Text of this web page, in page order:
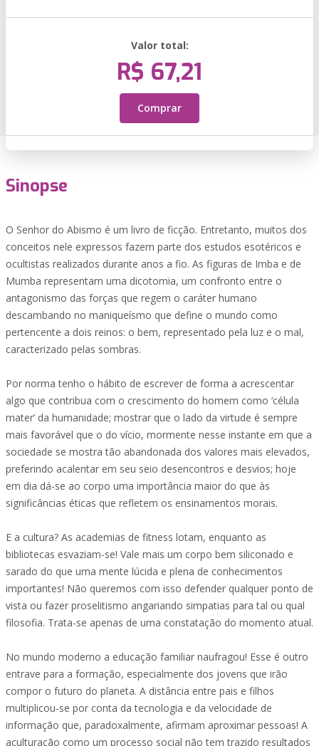
Valor total:
R$ 67,21
Comprar
Sinopse
O Senhor do Abismo é um livro de ficção. Entretanto, muitos dos
conceitos nele expressos fazem parte dos estudos esotéricos e
ocultistas realizados durante anos a fio. As figuras de Imba e de
Mumba representam uma dicotomia, um confronto entre o
antagonismo das forças que regem o caráter humano
descambando no maniqueísmo que define o mundo como
pertencente a dois reinos: o bem, representado pela luz e o mal,
caracterizado pelas sombras.
Por norma tenho o hábito de escrever de forma a acrescentar
algo que contribua com o crescimento do homem como ‘célula
mater’ da humanidade; mostrar que o lado da virtude é sempre
mais favorável que o do vício, mormente nesse instante em que a
sociedade se mostra tão abandonada dos valores mais elevados,
preferindo acalentar em seu seio desencontros e desvios; hoje
em dia dá-se ao corpo uma importância maior do que às
significâncias éticas que refletem os ensinamentos morais.
E a cultura? As academias de fitness lotam, enquanto as
bibliotecas esvaziam-se! Vale mais um corpo bem siliconado e
sarado do que uma mente lúcida e plena de conhecimentos
importantes! Não queremos com isso defender qualquer ponto de
vista ou fazer proselitismo angariando simpatias para tal ou qual
filosofia. Trata-se apenas de uma constatação do momento atual.
No mundo moderno a educação familiar naufragou! Esse é outro
entrave para a formação, especialmente dos jovens que irão
compor o futuro do planeta. A distância entre pais e filhos
multiplicou-se por conta da tecnologia e da velocidade de
informação que, paradoxalmente, afirmam aproximar pessoas! A
aculturação como um processo social não tem trazido resultados